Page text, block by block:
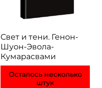
Свет и тени. Генон-
Шуон-Эвола-
Кумарасвами
Осталось несколько
штук